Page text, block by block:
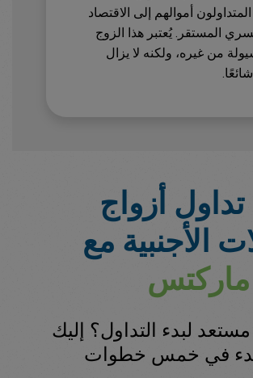
أموالهم إلى الاقتصاد
المستقر. يُعتبر هذا الزوج
من غيره، ولكنه لا يزال
تداول أزواج
الأجنبية مع
ماركتس
لبدء التداول؟ إليك
في خمس خطوات